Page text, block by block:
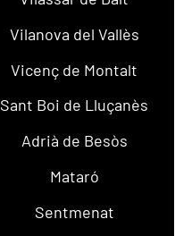
Vilanova del Vallès
Vicenç de Montalt
Sant Boi de Lluçanès
Adrià de Besòs
Mataró
Sentmenat